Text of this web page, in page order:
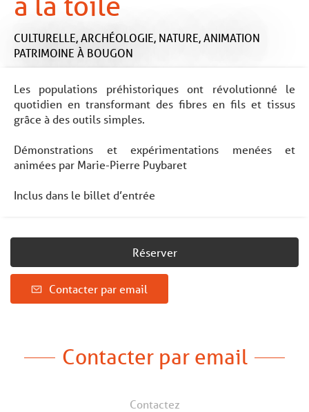
CULTURELLE,ARCHÉOLOGIE, NATURE,ANIMATION
PATRIMOINE À BOUGON
Les populations préhistoriques ont révolutionné le
quotidien en transformant des fibres en fils et tissus
grâce à des outils simples.
Démonstrations et expérimentations menées et
animées par Marie-Pierre Puybaret
Inclus dans le billet d’entrée
Réserver
Contacter par email
Contacter par email
Contactez